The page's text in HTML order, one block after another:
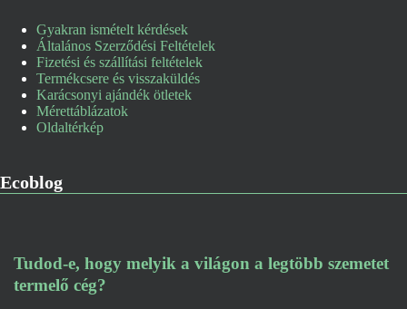
Gyakran ismételt kérdések
Általános Szerződési Feltételek
Fizetési és szállítási feltételek
Termékcsere és visszaküldés
Karácsonyi ajándék ötletek
Mérettáblázatok
Oldaltérkép
Ecoblog
Tudod-e, hogy melyik a világon a legtöbb szemetet
termelő cég?